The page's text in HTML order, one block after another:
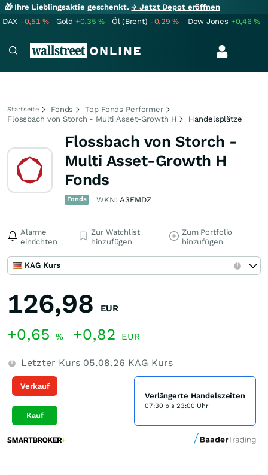
🎁 Ihre Lieblingsaktie geschenkt.→ Jetzt Depot eröffnen
DAX -0,51% Gold +0,35% Öl (Brent) -0,29% Dow Jones +0,46%
Startseite Fonds
Top Fonds Performer
Flossbach von Storch - Multi Asset-Growth H
Handelsplätze
Flossbach von Storch -
Multi Asset-Growth H
Fonds
Fonds WKN:A3EMDZ
Alarme
einrichten
Zur Watchlist
hinzufügen
Zum Portfolio
hinzufügen
KAG Kurs
126,98 EUR
+0,65 % +0,82 EUR
Letzter Kurs 05.08.26 KAG Kurs
Verkauf
Kauf
Verlängerte Handelszeiten
07:30 bis 23:00 Uhr